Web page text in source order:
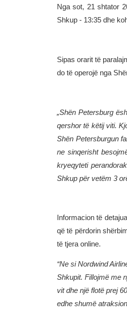
Nga sot, 21 shtator
Shkup - 13:35 dhe
Sipas orarit të
do të operojë nga
„Shën Petersburg
qershor të këtij viti.
Shën Petersburgun
ne sinqerisht
kryeqyteti
Shkup për vetëm 3
Informacion të
që të përdorin
të tjera online.
“Ne si Nordwind
Shkupit. Fillojmë me
vit dhe një flotë prej
edhe shumë